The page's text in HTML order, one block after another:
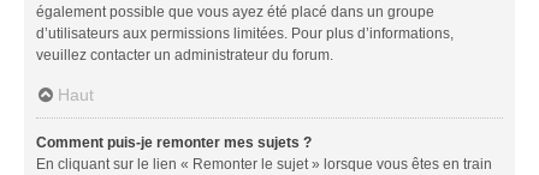
également possible que vous ayez été placé dans un groupe
d’utilisateurs aux permissions limitées. Pour plus d’informations,
veuillez contacter un administrateur du forum.
Haut
Comment puis-je remonter mes sujets ?
En cliquant sur le lien « Remonter le sujet » lorsque vous êtes en train